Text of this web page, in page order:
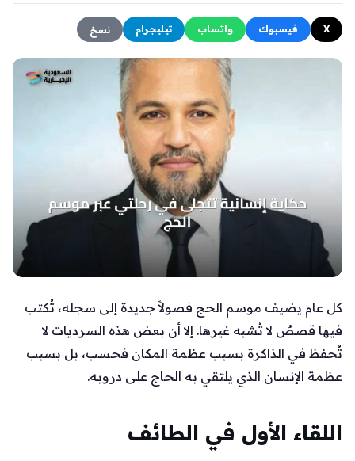
X فيسبوك واتساب تيليجرام نسخ
كل عام يضيف موسم الحج فصولاً جديدة إلى سجله، تُكتب
فيها قصصٌ لا تُشبه غيرها. إلا أن بعض هذه السرديات لا
تُحفظ في الذاكرة بسبب عظمة المكان فحسب، بل بسبب
عظمة الإنسان الذي يلتقي به الحاج على دروبه.
اللقاء الأول في الطائف